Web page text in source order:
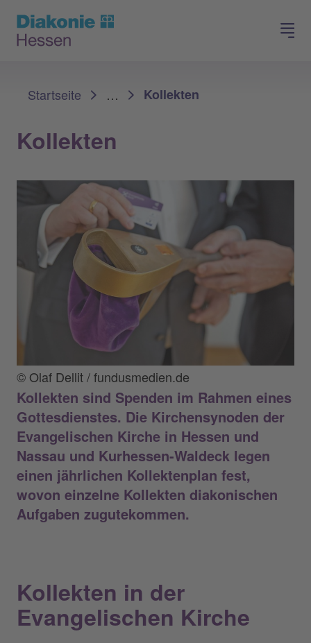
Spenden
Startseite
… Kollekten
Kollekten
© Olaf Dellit / fundusmedien.de
Kollekten sind Spenden im Rahmen eines
Gottesdienstes. Die Kirchensynoden der
Evangelischen Kirche in Hessen und
Nassau und Kurhessen-Waldeck legen
einen jährlichen Kollektenplan fest,
wovon einzelne Kollekten diakonischen
Aufgaben zugutekommen.
Kollekten in der
Evangelischen Kirche